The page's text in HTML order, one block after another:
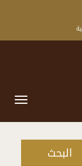
البحث